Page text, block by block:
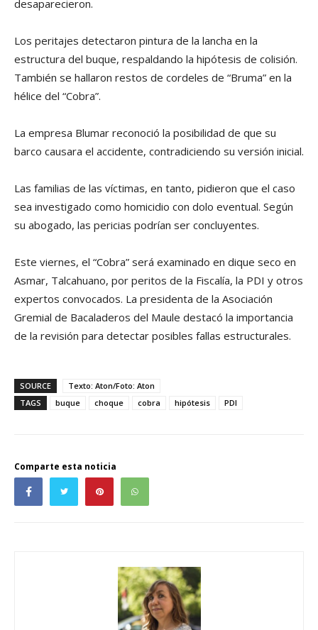
desaparecieron.
Los peritajes detectaron pintura de la lancha en la
estructura del buque, respaldando la hipótesis de colisión.
También se hallaron restos de cordeles de “Bruma” en la
hélice del “Cobra”.
La empresa Blumar reconoció la posibilidad de que su
barco causara el accidente, contradiciendo su versión inicial.
Las familias de las víctimas, en tanto, pidieron que el caso
sea investigado como homicidio con dolo eventual. Según
su abogado, las pericias podrían ser concluyentes.
Este viernes, el “Cobra” será examinado en dique seco en
Asmar, Talcahuano, por peritos de la Fiscalía, la PDI y otros
expertos convocados. La presidenta de la Asociación
Gremial de Bacaladeros del Maule destacó la importancia
de la revisión para detectar posibles fallas estructurales.
SOURCE
Texto: Aton/Foto: Aton
TAGS
buque choque cobra hipótesis PDI
Comparte esta noticia